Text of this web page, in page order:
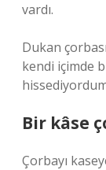
vardı.
Dukan
kendi içimde
Bir kâse
Çorbayı